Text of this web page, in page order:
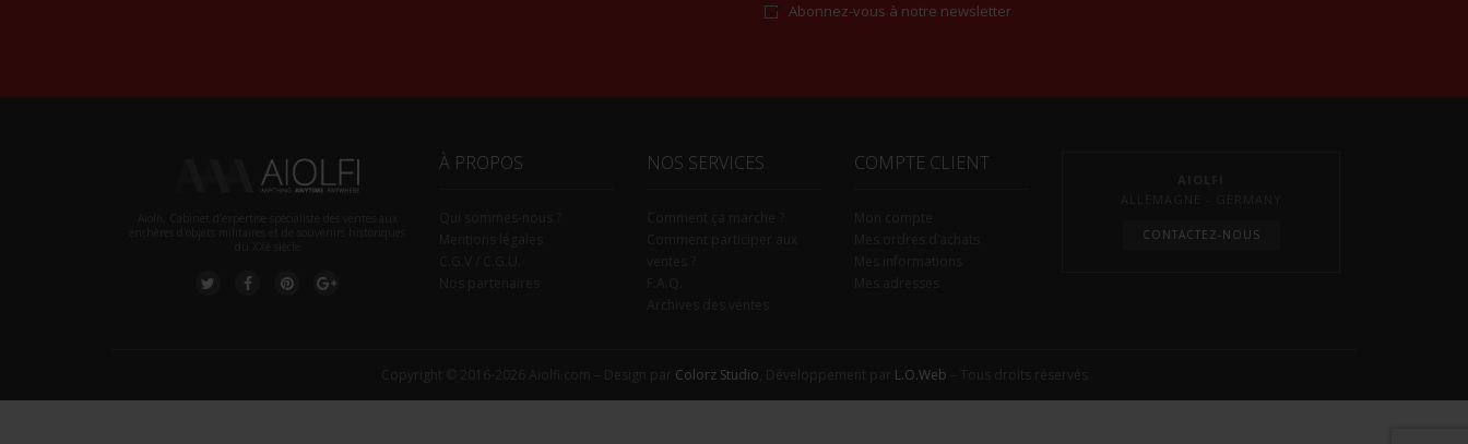
Abonnez-vous à notre newsletter
À PROPOS NOS SERVICES COMPTE CLIENT
CONTACTEZ-NOUS
Colorz Studio L.O.Web